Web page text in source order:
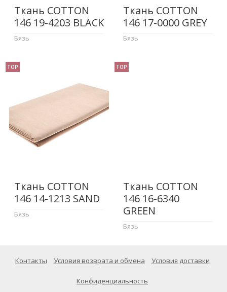
Ткань COTTON
146 19-4203 BLACK
Бязь
Ткань COTTON
146 17-0000 GREY
Бязь
TOP
Ткань COTTON
146 14-1213 SAND
Бязь
TOP
Ткань COTTON
146 16-6340
GREEN
Бязь
Контакты Условия возврата и обмена Условия доставки
Конфиденциальность